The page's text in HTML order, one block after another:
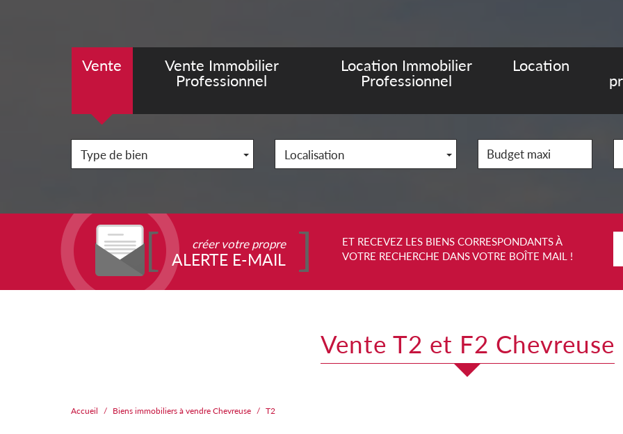
Vente
Vente Immobilier
Professionnel
Location Immobilier
Professionnel
Location
Type de bien Localisation
créer votre propre
ALERTE E-MAIL
ET RECEVEZ LES BIENS CORRESPONDANTS À
VOTRE RECHERCHE DANS VOTRE BOÎTE MAIL !
Vente T2 et F2 Chevreuse
Accueil Biens immobiliers à vendre Chevreuse T2